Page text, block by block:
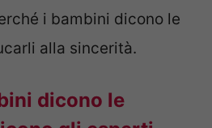
i bambini dicono le
alla sincerità.
dicono le